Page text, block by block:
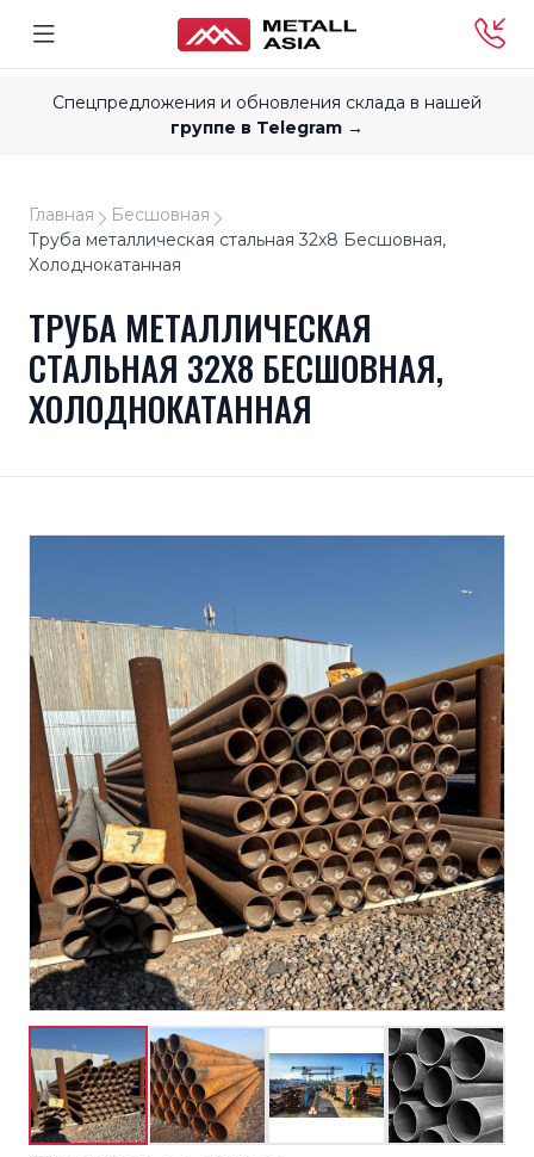
Спецпредложения и обновления склада в нашей
группе в Telegram →
Главная
Бесшовная
Труба металлическая стальная 32x8 Бесшовная,
Холоднокатанная
ТРУБА МЕТАЛЛИЧЕСКАЯ
СТАЛЬНАЯ 32X8 БЕСШОВНАЯ,
ХОЛОДНОКАТАННАЯ